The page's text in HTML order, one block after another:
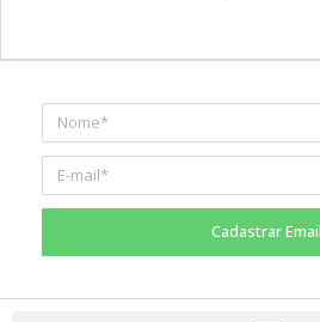
Cadastrar Email